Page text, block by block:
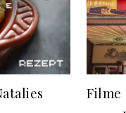
Filme